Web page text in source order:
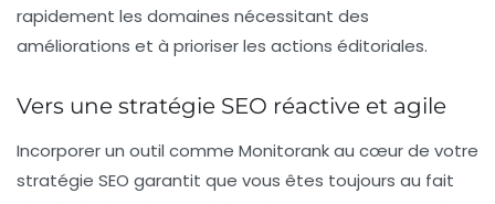
rapidement les domaines nécessitant des
améliorations et à prioriser les actions éditoriales.
Vers une stratégie SEO réactive et agile
Incorporer un outil comme Monitorank au cœur de votre
stratégie SEO garantit que vous êtes toujours au fait